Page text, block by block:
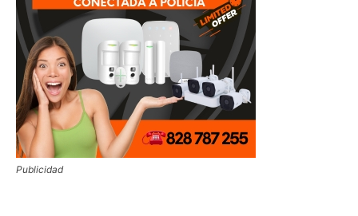
Publicidad